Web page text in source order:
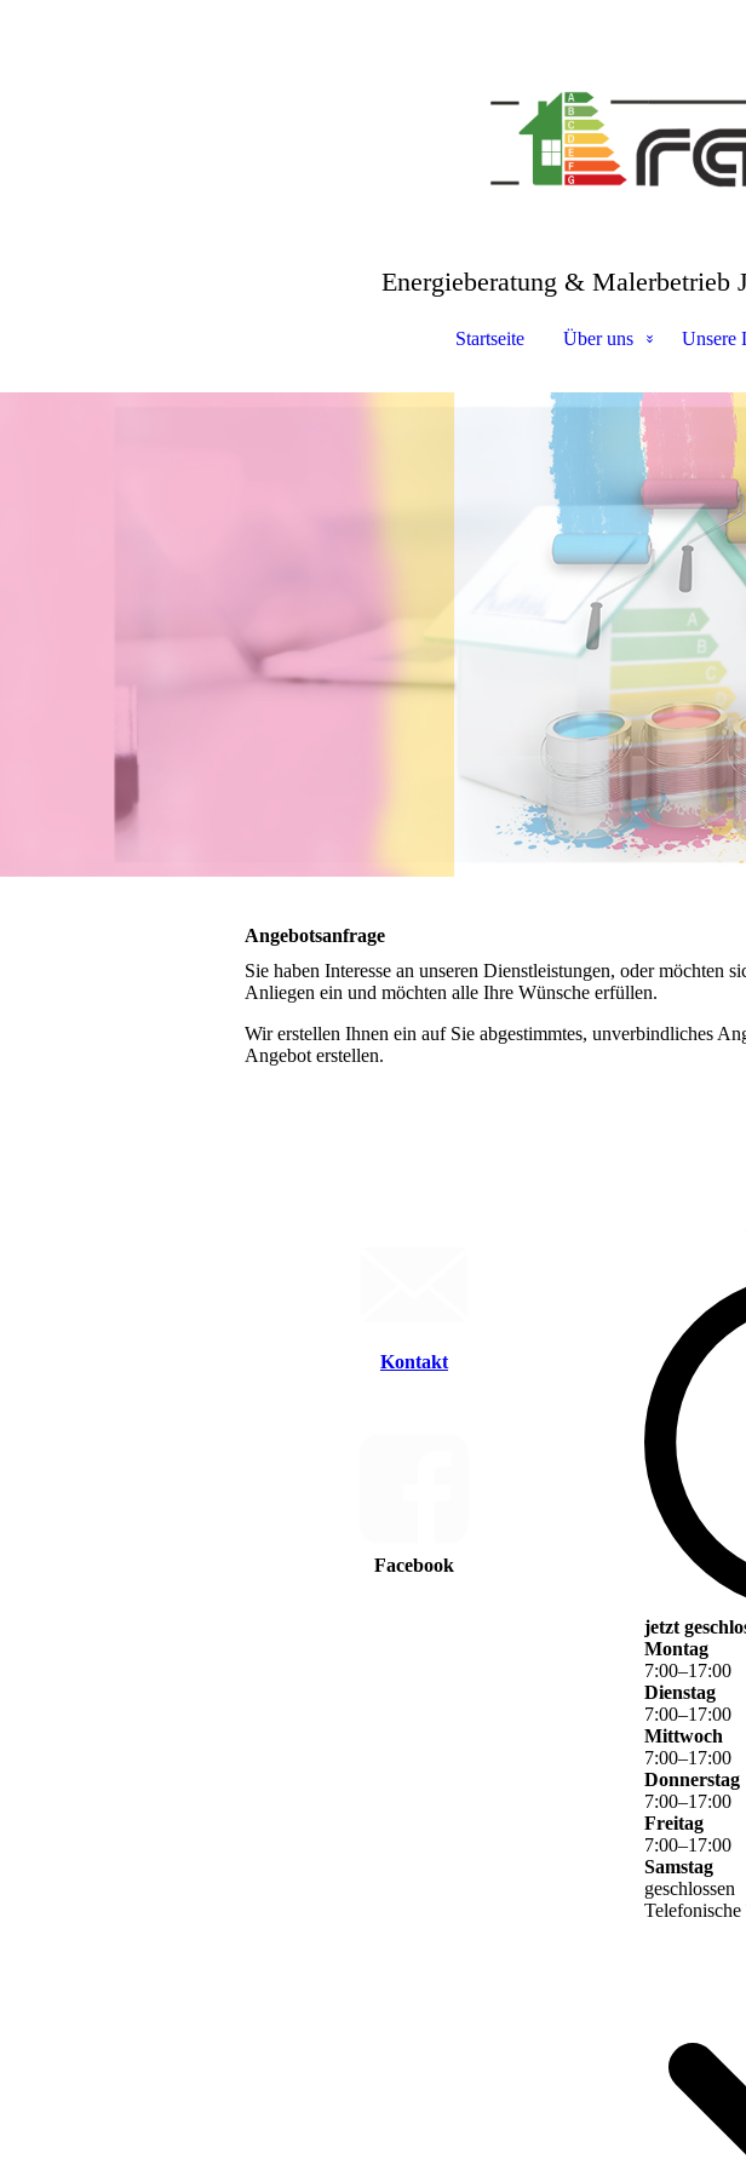
Energieberatung & Malerbetrieb
Startseite Über uns Unsere
Angebotsanfrage
Sie haben Interesse an unseren Dienstleistungen, oder möchten
Anliegen ein und möchten alle Ihre Wünsche erfüllen.
Wir erstellen Ihnen ein auf Sie abgestimmtes, unverbindliches
Angebot erstellen.
Kontakt
Facebook
jetzt
Montag
7:00–17:00
Dienstag
7:00–17:00
Mittwoch
7:00–17:00
Donnerstag
7:00–17:00
Freitag
7:00–17:00
Samstag
geschlossen